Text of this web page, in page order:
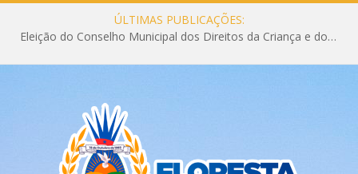
ÚLTIMAS PUBLICAÇÕES:
Eleição do Conselho Municipal dos Direitos da Criança e do Adolescente CMDCA 2026